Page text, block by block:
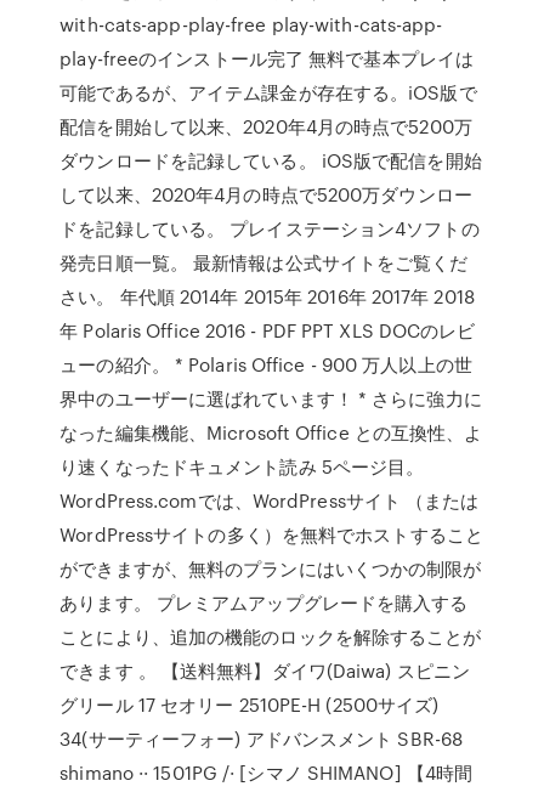
with-cats-app-play-free play-with-cats-app-
play-freeのインストール完了 無料で基本プレイは
可能であるが、アイテム課金が存在する。iOS版で
配信を開始して以来、2020年4月の時点で5200万
ダウンロードを記録している。 iOS版で配信を開始
して以来、2020年4月の時点で5200万ダウンロー
ドを記録している。 プレイステーション4ソフトの
発売日順一覧。 最新情報は公式サイトをご覧くだ
さい。 年代順 2014年 2015年 2016年 2017年 2018
年 Polaris Office 2016 - PDF PPT XLS DOCのレビ
ューの紹介。 * Polaris Office - 900 万人以上の世
界中のユーザーに選ばれています！ * さらに強力に
なった編集機能、Microsoft Office との互換性、よ
り速くなったドキュメント読み 5ページ目。
WordPress.comでは、WordPressサイト （または
WordPressサイトの多く）を無料でホストすること
ができますが、無料のプランにはいくつかの制限が
あります。 プレミアムアップグレードを購入する
ことにより、追加の機能のロックを解除することが
できます 。 【送料無料】ダイワ(Daiwa) スピニン
グリール 17 セオリー 2510PE-H (2500サイズ)
34(サーティーフォー) アドバンスメント SBR-68
shimano ·· 1501PG /· [シマノ SHIMANO] 【4時間